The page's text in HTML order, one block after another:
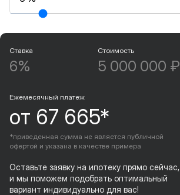
Ставка
6%
Стоимость
5 000 000 ₽
Ежемесячный платеж
от 67 665*
*приведенная сумма не является публичной
офертой и указана в качестве примера
Оставьте заявку на ипотеку прямо сейчас,
и мы поможем подобрать оптимальный
вариант индивидуально для вас!